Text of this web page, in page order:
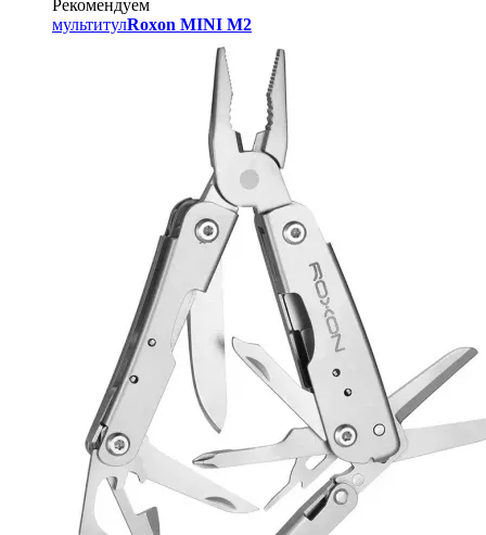
Рекомендуем
мультитулRoxon MINI M2